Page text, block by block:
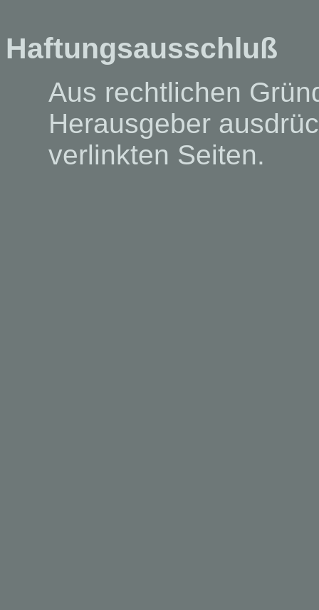
Haftungsausschluß
Aus rechtlichen
Herausgeber
verlinkten Seiten.